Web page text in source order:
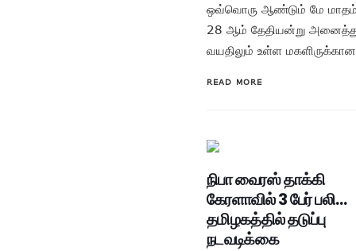
ஒவ்வொரு ஆண்டும் மே
28 ஆம் தேதியன்று
வயதிலும் உள்ள
READ MORE
நிபா வைரஸ் தாக்கி
கேரளாவில் 3 பேர் பலி…
தமிழகத்தில் தடுப்பு
நடவடிக்கை